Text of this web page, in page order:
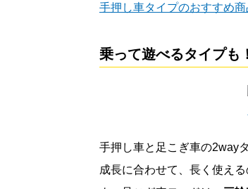
手押し車タイプのおすすめ
乗って遊べるタイプも！
手押し車と足こぎ車の2way
成長に合わせて、長く使え